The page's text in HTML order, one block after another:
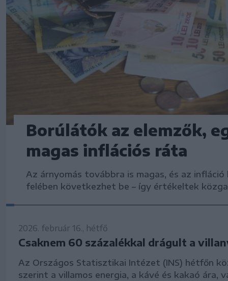
Borúlátók az elemzők,
magas inflációs ráta
Az árnyomás továbbra is magas, és az
felében következhet be – így értékeltek
2026. február 16., hétfő
Csaknem 60 százalékkal drágult a
Az Országos Statisztikai Intézet (INS) hétfőn
szerint a villamos energia, a kávé és kakaó ára,